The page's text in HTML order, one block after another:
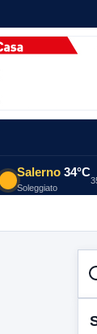
Salerno 34°C
Soleggiato